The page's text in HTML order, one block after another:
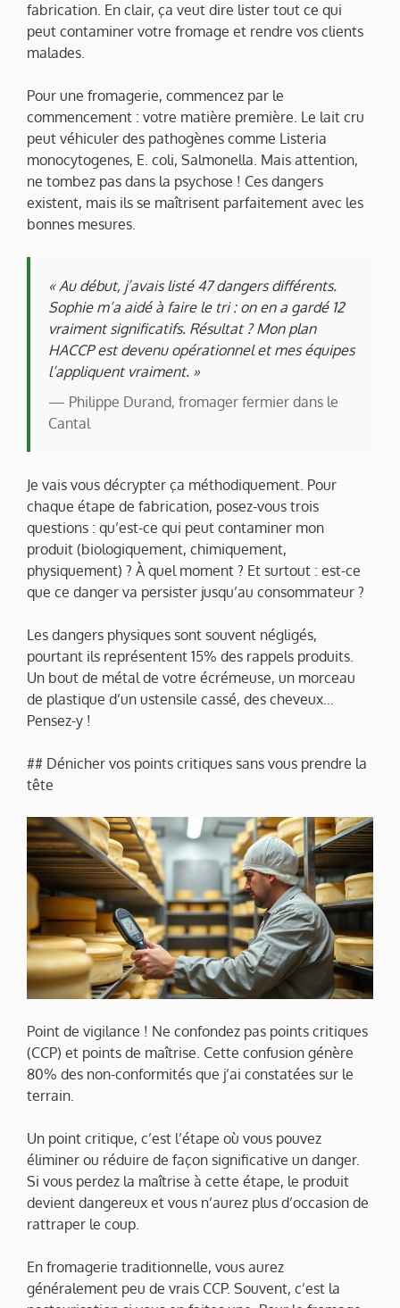
fabrication. En clair, ça veut dire lister tout ce qui
peut contaminer votre fromage et rendre vos clients
malades.
Pour une fromagerie, commencez par le
commencement : votre matière première. Le lait cru
peut véhiculer des pathogènes comme Listeria
monocytogenes, E. coli, Salmonella. Mais attention,
ne tombez pas dans la psychose ! Ces dangers
existent, mais ils se maîtrisent parfaitement avec les
bonnes mesures.
« Au début, j’avais listé 47 dangers différents.
Sophie m’a aidé à faire le tri : on en a gardé 12
vraiment significatifs. Résultat ? Mon plan
HACCP est devenu opérationnel et mes équipes
l’appliquent vraiment. »
— Philippe Durand, fromager fermier dans le
Cantal
Je vais vous décrypter ça méthodiquement. Pour
chaque étape de fabrication, posez-vous trois
questions : qu’est-ce qui peut contaminer mon
produit (biologiquement, chimiquement,
physiquement) ? À quel moment ? Et surtout : est-ce
que ce danger va persister jusqu’au consommateur ?
Les dangers physiques sont souvent négligés,
pourtant ils représentent 15% des rappels produits.
Un bout de métal de votre écrémeuse, un morceau
de plastique d’un ustensile cassé, des cheveux…
Pensez-y !
## Dénicher vos points critiques sans vous prendre la
tête
Point de vigilance ! Ne confondez pas points critiques
(CCP) et points de maîtrise. Cette confusion génère
80% des non-conformités que j’ai constatées sur le
terrain.
Un point critique, c’est l’étape où vous pouvez
éliminer ou réduire de façon significative un danger.
Si vous perdez la maîtrise à cette étape, le produit
devient dangereux et vous n’aurez plus d’occasion de
rattraper le coup.
En fromagerie traditionnelle, vous aurez
généralement peu de vrais CCP. Souvent, c’est la